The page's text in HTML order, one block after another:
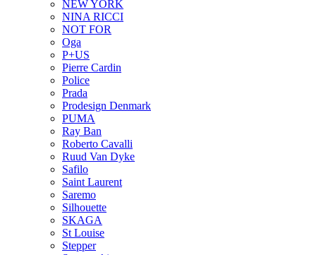
NEW YORK
NINA RICCI
NOT FOR
Oga
P+US
Pierre Cardin
Police
Prada
Prodesign Denmark
PUMA
Ray Ban
Roberto Cavalli
Ruud Van Dyke
Safilo
Saint Laurent
Saremo
Silhouette
SKAGA
St Louise
Stepper